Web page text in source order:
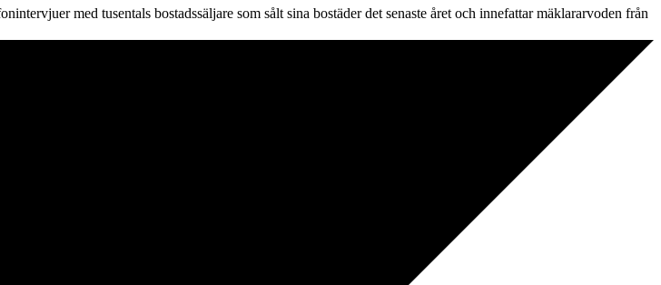
med tusentals bostadssäljare som sålt sina bostäder det senaste året och innefattar mäklararvoden från